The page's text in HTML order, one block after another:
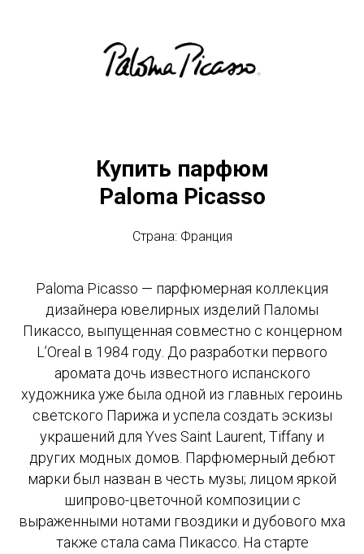
Купить парфюм
Paloma Picasso
Страна: Франция
Paloma Picasso — парфюмерная коллекция
дизайнера ювелирных изделий Паломы
Пикассо, выпущенная совместно с концерном
L’Oreal в 1984 году. До разработки первого
аромата дочь известного испанского
художника уже была одной из главных героинь
светского Парижа и успела создать эскизы
украшений для Yves Saint Laurent, Tiffany и
других модных домов. Парфюмерный дебют
марки был назван в честь музы; лицом яркой
шипрово-цветочной композиции с
выраженными нотами гвоздики и дубового мха
также стала сама Пикассо. На старте